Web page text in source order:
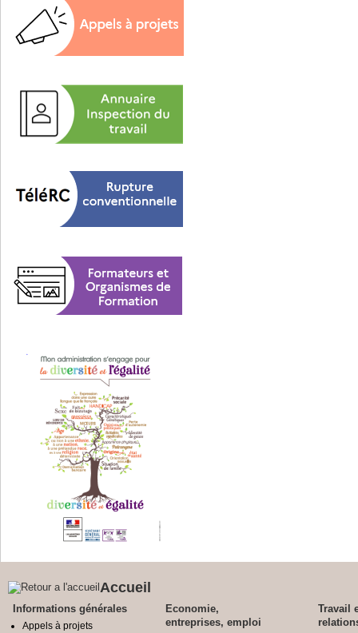
Accueil
Informations générales
Appels à projets
Economie,
entreprises, emploi
Travail